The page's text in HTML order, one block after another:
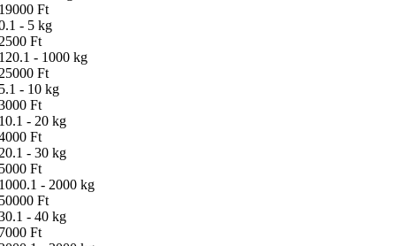
Ft
- 5 kg
Ft
- 1000 kg
Ft
- 10 kg
Ft
- 20 kg
Ft
- 30 kg
Ft
- 2000 kg
Ft
- 40 kg
Ft